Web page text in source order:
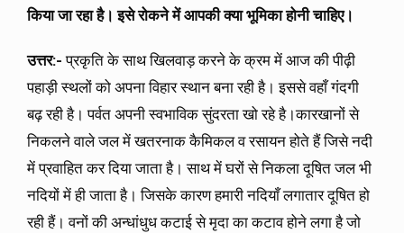
किया जा रहा है। इसे रोकने में आपकी क्या भूमिका होनी चाहिए।
उत्तर:-प्रकृति के साथ खिलवाड़ करने के क्रम में आज की पीढ़ी
पहाड़ी स्थलों को अपना विहार स्थान बना रही है। इससे वहाँ गंदगी
बढ़ रही है। पर्वत अपनी स्वभाविक सुंदरता खो रहे है।कारखानों से
निकलने वाले जल में खतरनाक कैमिकल व रसायन होते हैं जिसे नदी
में प्रवाहित कर दिया जाता है। साथ में घरों से निकला दूषित जल भी
नदियों में ही जाता है। जिसके कारण हमारी नदियाँ लगातार दूषित हो
रही हैं। वनों की अन्धांधुध कटाई से मृदा का कटाव होने लगा है जो